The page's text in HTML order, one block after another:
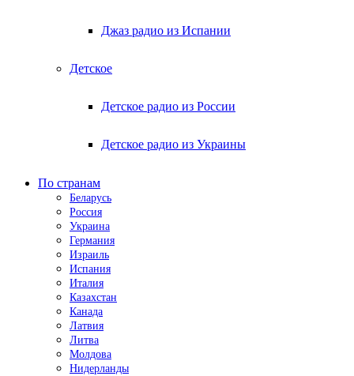
Джаз радио из Испании
Детское
Детское радио из России
Детское радио из Украины
По странам
Беларусь
Россия
Украина
Германия
Израиль
Испания
Италия
Казахстан
Канада
Латвия
Литва
Молдова
Нидерланды